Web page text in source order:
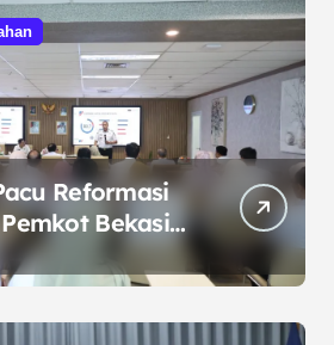
Reformasi
Bekasi
MCSP KPK